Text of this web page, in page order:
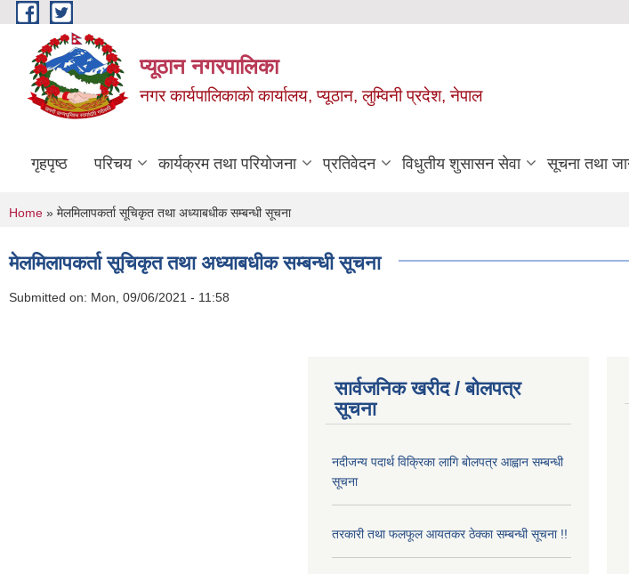
Skip to main content
प्यूठान नगरपालिका
नगर कार्यपालिकाकाे कार्यालय, प्यूठान, लुम्विनी प्रदेश, नेपाल
गृहपृष्ठ परिचय कार्यक्रम तथा परियोजना प्रतिवेदन विधुतीय शुसासन सेवा सूचना तथा
You are here
Home » मेलमिलापकर्ता सूचिकृत तथा अध्याबधीक सम्बन्धी सूचना
मेलमिलापकर्ता सूचिकृत तथा अध्याबधीक सम्बन्धी सूचना
Submitted on: Mon, 09/06/2021 - 11:58
सार्वजनिक खरीद / बोलपत्र
सूचना
नदीजन्य पदार्थ विक्रिका लागि बोलपत्र आह्वान सम्बन्धी
सूचना
तरकारी तथा फलफूल आयतकर ठेक्का सम्बन्धी सूचना !!